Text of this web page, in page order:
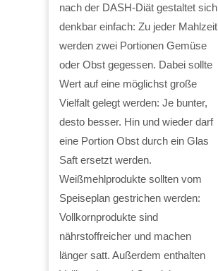
nach der DASH-Diät gestaltet sich
denkbar einfach: Zu jeder Mahlzeit
werden zwei Portionen Gemüse
oder Obst gegessen. Dabei sollte
Wert auf eine möglichst große
Vielfalt gelegt werden: Je bunter,
desto besser. Hin und wieder darf
eine Portion Obst durch ein Glas
Saft ersetzt werden.
Weißmehlprodukte sollten vom
Speiseplan gestrichen werden:
Vollkornprodukte sind
nährstoffreicher und machen
länger satt. Außerdem enthalten